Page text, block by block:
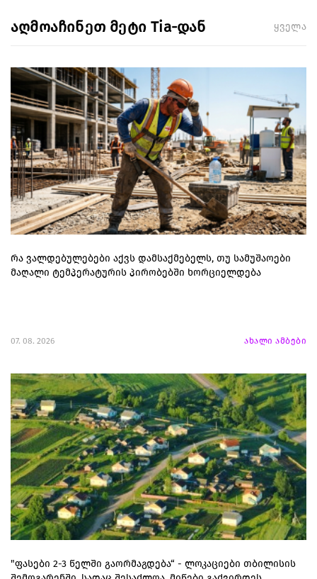
აღმოაჩინეთ მეტი Tia-დან ყველა
რა ვალდებულებები აქვს დამსაქმებელს, თუ სამუშაოები
მაღალი ტემპერატურის პირობებში ხორციელდება
07. 08. 2026 ახალი ამბები
"ფასები 2-3 წელში გაორმაგდება“ - ლოკაციები თბილისის